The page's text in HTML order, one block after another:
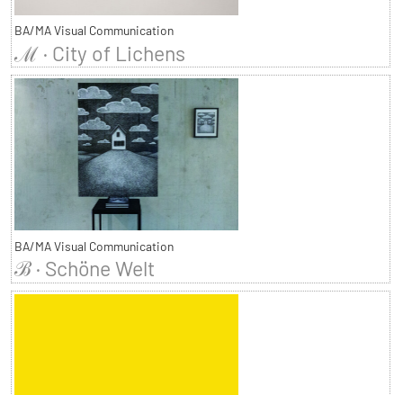
BA/MA Visual Communication
ℳ · City of Lichens
BA/MA Visual Communication
ℬ · Schöne Welt